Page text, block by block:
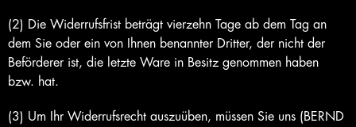
(2) Die Widerrufsfrist beträgt vierzehn Tage ab dem Tag an
dem Sie oder ein von Ihnen benannter Dritter, der nicht der
Beförderer ist, die letzte Ware in Besitz genommen haben
bzw. hat.
(3) Um Ihr Widerrufsrecht auszuüben, müssen Sie uns (BERND